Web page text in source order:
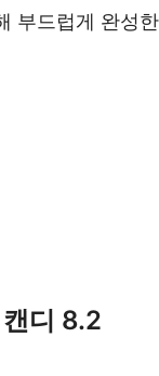
부드럽게 완성
디 8.2